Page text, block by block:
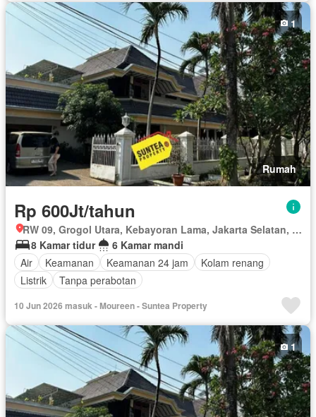
Rumah
1
Rp 600Jt/tahun
RW 09, Grogol Utara, Kebayoran Lama, Jakarta Selatan, Daerah Khusus Ibukota Jakarta
8 Kamar tidur
6 Kamar mandi
Air
Keamanan Keamanan 24 jam
Kolam renang
Listrik
Tanpa perabotan
10 Jun 2026 masuk - Moureen - Suntea Property
1